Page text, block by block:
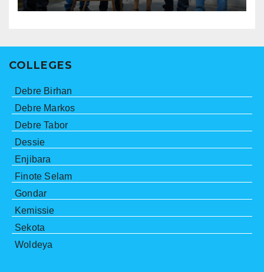
COLLEGES
Debre Birhan
Debre Markos
Debre Tabor
Dessie
Enjibara
Finote Selam
Gondar
Kemissie
Sekota
Woldeya